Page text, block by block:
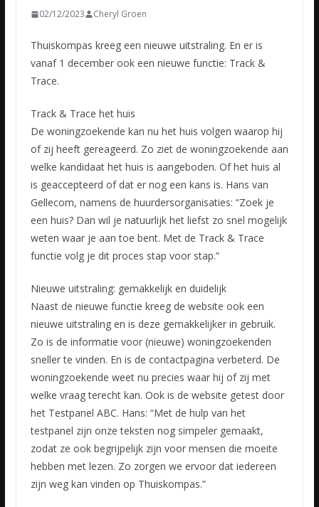
02/12/2023 Cheryl Groen
Thuiskompas kreeg een nieuwe uitstraling. En er is
vanaf 1 december ook een nieuwe functie: Track &
Trace.
Track & Trace het huis
De woningzoekende kan nu het huis volgen waarop hij
of zij heeft gereageerd. Zo ziet de woningzoekende aan
welke kandidaat het huis is aangeboden. Of het huis al
is geaccepteerd of dat er nog een kans is. Hans van
Gellecom, namens de huurdersorganisaties: “Zoek je
een huis? Dan wil je natuurlijk het liefst zo snel mogelijk
weten waar je aan toe bent. Met de Track & Trace
functie volg je dit proces stap voor stap.”
Nieuwe uitstraling: gemakkelijk en duidelijk
Naast de nieuwe functie kreeg de website ook een
nieuwe uitstraling en is deze gemakkelijker in gebruik.
Zo is de informatie voor (nieuwe) woningzoekenden
sneller te vinden. En is de contactpagina verbeterd. De
woningzoekende weet nu precies waar hij of zij met
welke vraag terecht kan. Ook is de website getest door
het Testpanel ABC. Hans: “Met de hulp van het
testpanel zijn onze teksten nog simpeler gemaakt,
zodat ze ook begrijpelijk zijn voor mensen die moeite
hebben met lezen. Zo zorgen we ervoor dat iedereen
zijn weg kan vinden op Thuiskompas.”